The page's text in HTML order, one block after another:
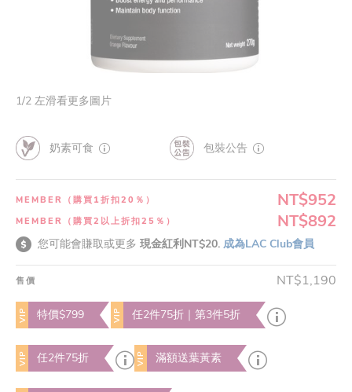
1/2 左滑看更多圖片
奶素可食 包裝公告
MEMBER（購買1折扣20％） NT$952
MEMBER（購買2以上折扣25％） NT$892
您可能會賺取或更多 現金紅利NT$20. 成為LAC Club會員
售價 NT$1,190
VIP 特價$799 VIP 任2件75折｜第3件5折
VIP 任2件75折 VIP 滿額送葉黃素